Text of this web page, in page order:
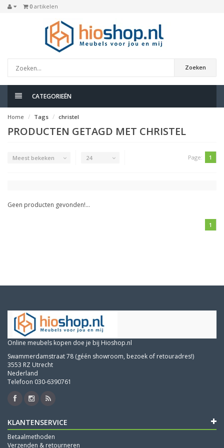
0 artikelen
Zoeken
CATEGORIEËN
Home Tags christel
PRODUCTEN GETAGD MET CHRISTEL
Meest bekeken 24 Page: 1
Geen producten gevonden!...
1
Online meubels kopen doe je bij Hioshop.nl
Swammerdamstraat 78 (géén showroom, bezoek of retouradres!)
3553 RZ Utrecht
Nederland
Telefoon 030-6390761
KLANTENSERVICE
Betaalmethoden
Verzenden & retourneren